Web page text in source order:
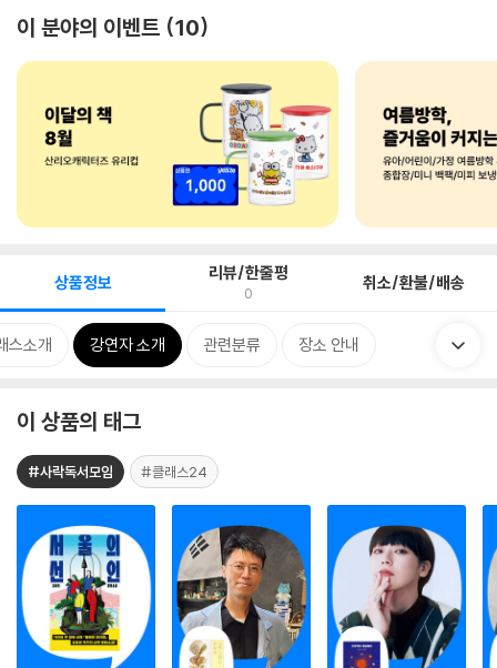
이 분야의 이벤트 10
상품정보 리뷰/한줄평
0 취소/환불/배송
스소개 강연자 소개 관련분류 장소 안내
이 상품의 태그
#사락독서모임 #클래스24